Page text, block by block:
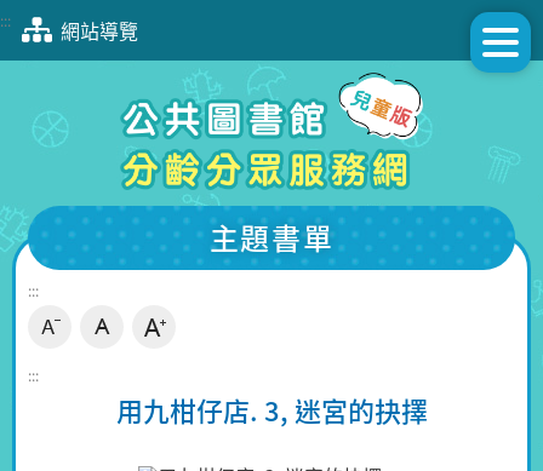
跳
塊
::: 網站導覽
主題書單
:::
:::
用九柑仔店. 3, 迷宮的抉擇